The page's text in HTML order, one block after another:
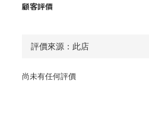
顧客評價
尚未有任何評價